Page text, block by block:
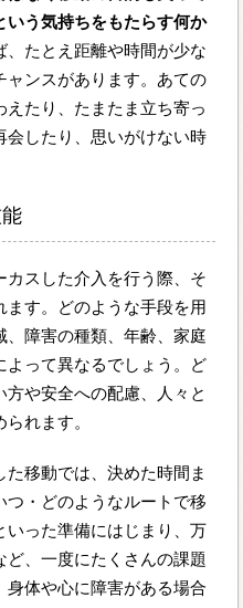
いう気持ちをもたらす何か
、たとえ距離や時間が少な
ャンスがあります。あての
たり、たまたま立ち寄っ
会したり、思いがけない時
スした介入を行う際、そ
す。どのような手段を用
、障害の種類、年齢、家庭
よって異なるでしょう。ど
や安全への配慮、人々と
れます。
移動では、決めた時間ま
つ・どのようなルートで移
いった準備にはじまり、万
、一度にたくさんの課題
身体や心に障害がある場合